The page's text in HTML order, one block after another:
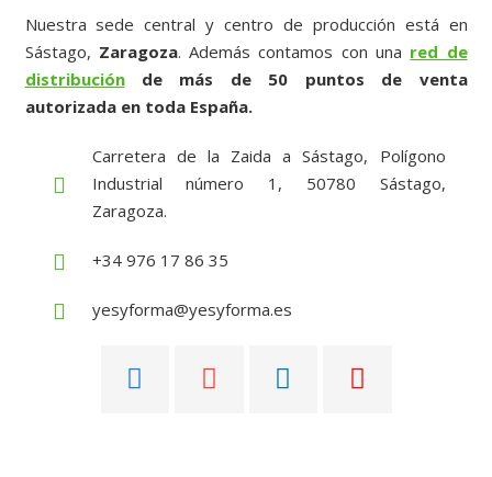
Nuestra sede central y centro de producción está en
Sástago, Zaragoza. Además contamos con una red de
distribuciónde más de 50 puntos de venta
autorizada en toda España.
Carretera de la Zaida a Sástago, Polígono
Industrial número 1, 50780 Sástago,
Zaragoza.
+34 976 17 86 35
yesyforma@yesyforma.es